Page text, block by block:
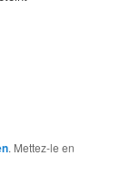
. Mettez-le en